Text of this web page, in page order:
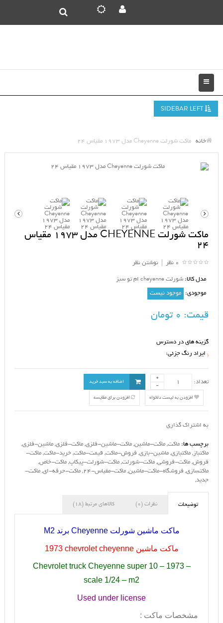
خانه ماکت شورلت Cheyenne مدل 1973 مقیاس 24
ماکت شورلت CHEYENNE مدل 1973 مقیاس
24
0 نظر نوشتن نظر
مدل کالا: شورلت cheyenne ام تو سبز
موجودی: موجود نیست
قیمت:
گزینه های در دسترس
* ایراد رنگ جزئی:
تعداد: اضافه به سبد خرید
افزودن به لیست دلخواه افزودن برای مقایسه
به اشتراک گذاری
برچسب ها: ماکت, ماکت-ماشین, ماکت-ماشین-فلزی, ماکت-فلزی, ماشین-فلزی,
ماکتباز , ماکتبازی, ماشین-بازی, فروش-ماکت, قیمت-ماکت, خرید-ماکت, ماکت-
فروش, ماکت-فروشی, ماکت-شورلت, ماکت-شورلت-پیکاپ, ماکت-خاص,
ماکتسازی, فروشگاه-ماکت-ماشین, ماکت-مقیاس-24 , ماکت-حرفه-ای, ماکت-
جدید,
توضیحات نظرات (0) کالاهای مرتبط (18)
ماکت ماشین شورلتCheyenne برند M2
ماکت ماشین1973 chevrolet cheyenne
Chevrolet truck Cheyenne super 10 – 1973 –
scale 1/24 – m2
Used under license
مشخصات ماکت :